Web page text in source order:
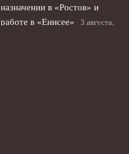
назначении в «Ростов» и
работе в «Енисее»
3 августа,